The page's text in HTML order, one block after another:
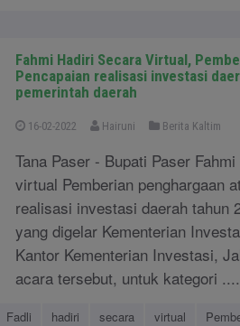
Fahmi Hadiri Secara Virtual,
Pencapaian realisasi investasi
pemerintah daerah
16-02-2022 Hairuni Berita Kaltim
Tana Paser - Bupati Paser
virtual Pemberian penghargaan
realisasi investasi daerah tahun
yang digelar Kementerian
Kantor Kementerian Investasi,
acara tersebut, untuk kategori ....
Fadli hadiri secara virtual